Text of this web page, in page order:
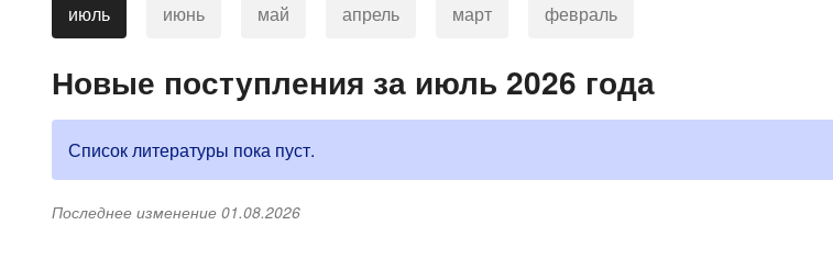
июль июнь май апрель март февраль
Новые поступления за июль 2026 года
Список литературы пока пуст.
Последнее изменение 01.08.2026